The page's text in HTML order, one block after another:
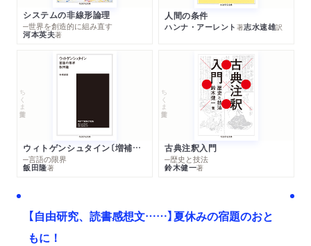
システムの非線形論理
─世界を創造的に組み直す
河本英夫著
人間の条件
ハンナ・アーレント 著志水速雄訳
ちくま学芸文庫
ウィトゲンシュタイン〔増補新版〕
─言語の限界
飯田隆著
ちくま学芸文庫
古典注釈入門
─歴史と技法
鈴木健一著
【自由研究、読書感想文……】夏休みの宿題のおと
もに！